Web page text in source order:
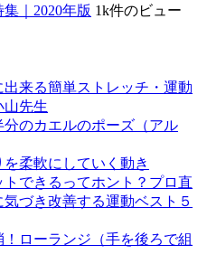
｜2020年版 1k件のビュー
出来る簡単ストレッチ・運動
山先生
のカエルのポーズ（アル
柔軟にしていく動き
できるってホント？プロ直
づき改善する運動ベスト５
ローランジ（手を後ろで組